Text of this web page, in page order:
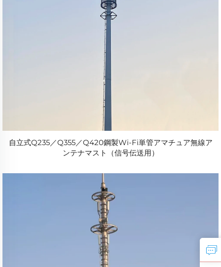
自立式Q235／Q355／Q420鋼製Wi-Fi単管アマチュア無線ア
ンテナマスト（信号伝送用）